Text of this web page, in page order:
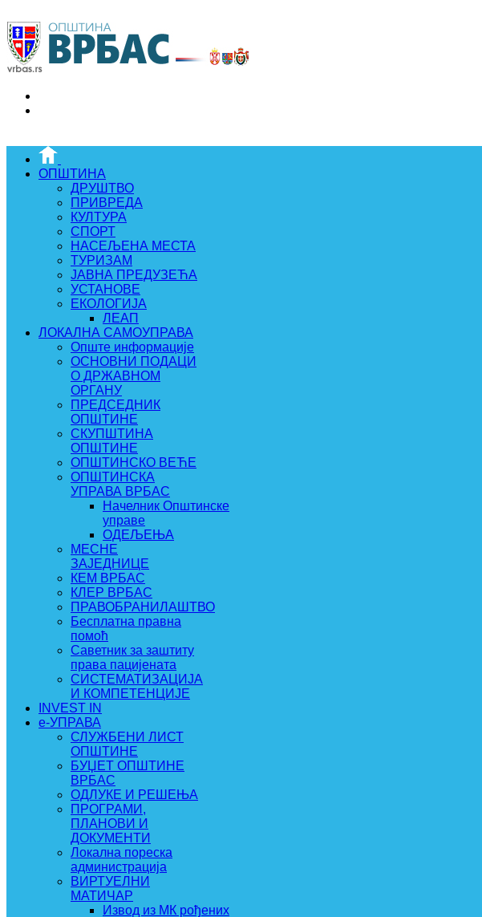
ОПШТИНА
ДРУШТВО
ПРИВРЕДА
КУЛТУРА
СПОРТ
НАСЕЉЕНА МЕСТА
ТУРИЗАМ
ЈАВНА ПРЕДУЗЕЋА
УСТАНОВЕ
ЕКОЛОГИЈА
ЛЕАП
ЛОКАЛНА САМОУПРАВА
Опште информације
ОСНОВНИ ПОДАЦИ
О ДРЖАВНОМ
ОРГАНУ
ПРЕДСЕДНИК
ОПШТИНЕ
СКУПШТИНА
ОПШТИНЕ
ОПШТИНСКО ВЕЋЕ
ОПШТИНСКА
УПРАВА ВРБАС
Начелник Општинске
управе
ОДЕЉЕЊА
МЕСНЕ
ЗАЈЕДНИЦЕ
КЕМ ВРБАС
КЛЕР ВРБАС
ПРАВОБРАНИЛАШТВО
Бесплатна правна
помоћ
Саветник за заштиту
права пацијената
СИСТЕМАТИЗАЦИЈА
И КОМПЕТЕНЦИЈЕ
INVEST IN
e-УПРАВА
СЛУЖБЕНИ ЛИСТ
ОПШТИНЕ
БУЏЕТ ОПШТИНЕ
ВРБАС
ОДЛУКЕ И РЕШЕЊА
ПРОГРАМИ,
ПЛАНОВИ И
ДОКУМЕНТИ
Локална пореска
администрација
ВИРТУЕЛНИ
МАТИЧАР
Извод из МК рођених